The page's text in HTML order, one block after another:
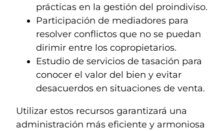
prácticas en la gestión del proindiviso.
Participación de mediadores para
resolver conflictos que no se puedan
dirimir entre los copropietarios.
Estudio de servicios de tasación para
conocer el valor del bien y evitar
desacuerdos en situaciones de venta.
Utilizar estos recursos garantizará una
administración más eficiente y armoniosa